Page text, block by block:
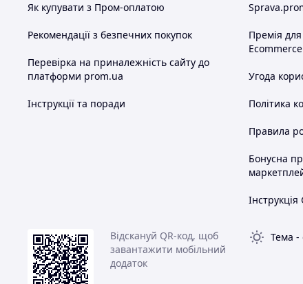
Як купувати з Пром-оплатою
Рекомендації з безпечних покупок
Перевірка на приналежність сайту до
платформи prom.ua
Інструкції та поради
Премія
Угода
Політика
Правила
Бонусна
Відскануй QR-код, щоб
завантажити мобільний
додаток
Тема -